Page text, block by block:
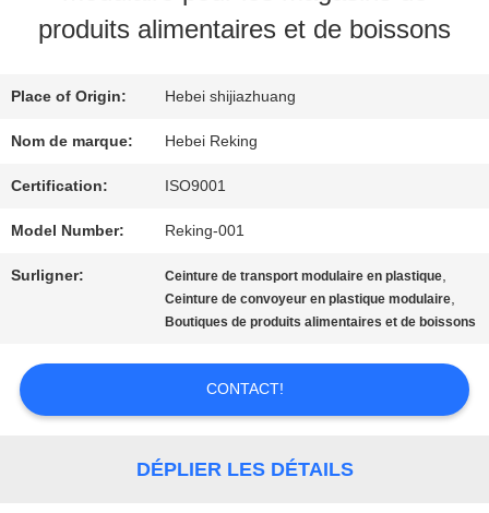
VISITE
CONTRÔLE
DE
QUALITÉ
CONTACTEZ-
NOUS
produits alimentaires et de boissons
Place of Origin: Hebei shijiazhuang
Nom de marque: Hebei Reking
Certification: ISO9001
Model Number: Reking-001
Surligner: Ceinture de transport modulaire en plastique,
Ceinture de convoyeur en plastique modulaire,
Boutiques de produits alimentaires et de boissons
CONTACT!
DÉPLIER LES DÉTAILS